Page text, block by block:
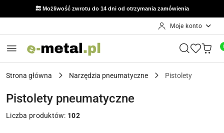
🔙 Możliwość zwrotu do 14 dni od otrzymania zamówienia
Moje konto
Strona główna Narzędzia pneumatyczne Pistolety
Pistolety pneumatyczne
Liczba produktów: 102